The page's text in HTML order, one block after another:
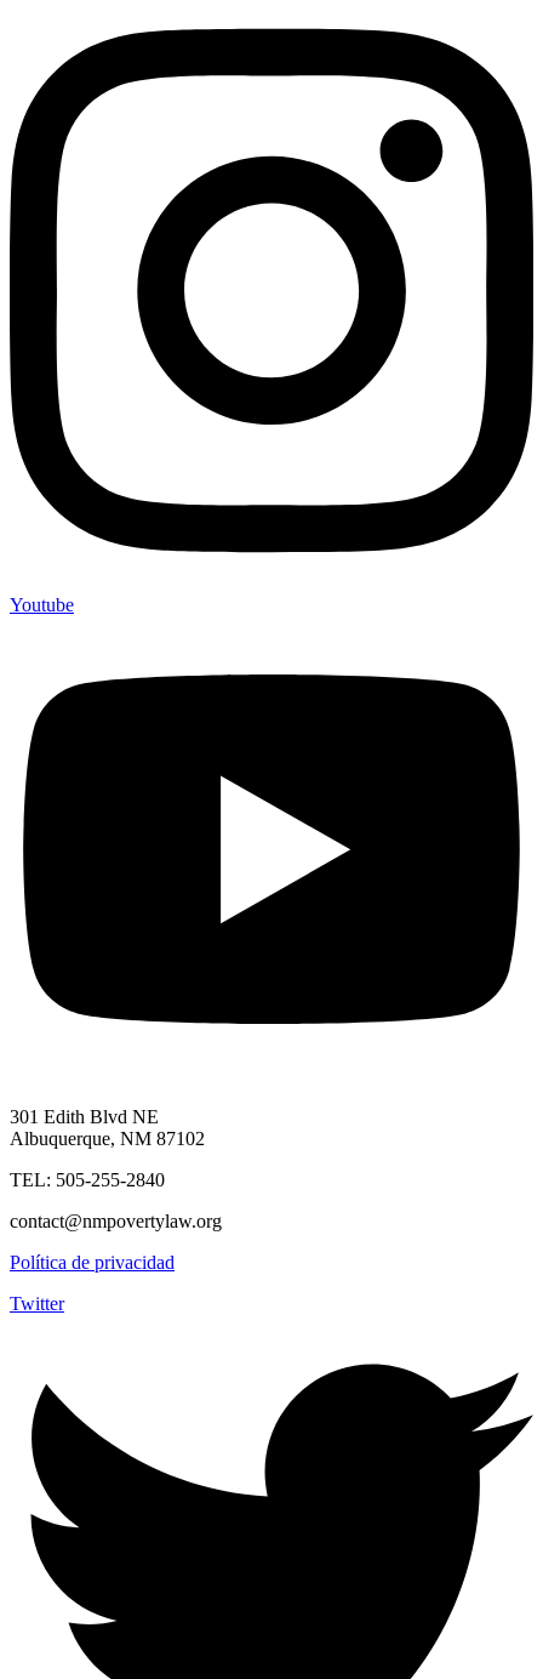
Youtube
301 Edith Blvd NE
Albuquerque, NM 87102
TEL: 505-255-2840
contact@nmpovertylaw.org
Política de privacidad
Twitter